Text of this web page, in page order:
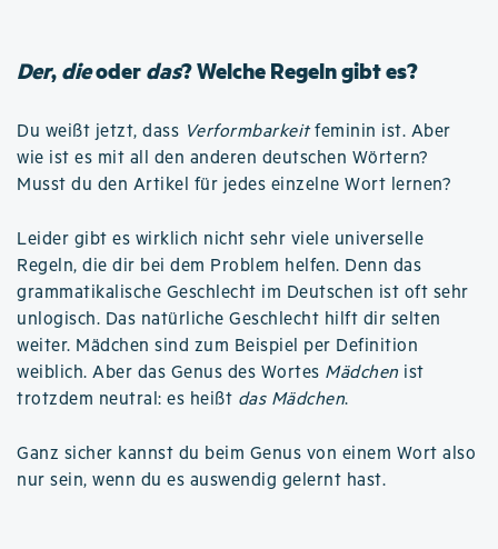
Der,dieoderdas? Welche Regeln gibt es?
Du weißt jetzt, dass Verformbarkeitfeminin ist. Aber
wie ist es mit all den anderen deutschen Wörtern?
Musst du den Artikel für jedes einzelne Wort lernen?
Leider gibt es wirklich nicht sehr viele universelle
Regeln, die dir bei dem Problem helfen. Denn das
grammatikalische Geschlecht im Deutschen ist oft sehr
unlogisch. Das natürliche Geschlecht hilft dir selten
weiter. Mädchen sind zum Beispiel per Definition
weiblich. Aber das Genus des Wortes Mädchen ist
trotzdem neutral: es heißt das Mädchen.
Ganz sicher kannst du beim Genus von einem Wort also
nur sein, wenn du es auswendig gelernt hast.